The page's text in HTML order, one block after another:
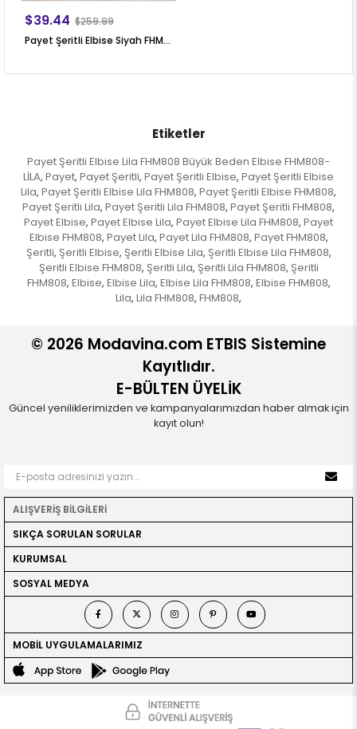
Payet Şeritli Elbise Siyah FHM808
$39.44 $259.99
Etiketler
Payet Şeritli Elbise Lila FHM808 Büyük Beden Elbise FHM808-
LİLA, Payet, Payet Şeritli, Payet Şeritli Elbise, Payet Şeritli Elbise
Lila, Payet Şeritli Elbise Lila FHM808, Payet Şeritli Elbise FHM808,
Payet Şeritli Lila, Payet Şeritli Lila FHM808, Payet Şeritli FHM808,
Payet Elbise, Payet Elbise Lila, Payet Elbise Lila FHM808, Payet
Elbise FHM808, Payet Lila, Payet Lila FHM808, Payet FHM808,
Şeritli, Şeritli Elbise, Şeritli Elbise Lila, Şeritli Elbise Lila FHM808,
Şeritli Elbise FHM808, Şeritli Lila, Şeritli Lila FHM808, Şeritli
FHM808, Elbise, Elbise Lila, Elbise Lila FHM808, Elbise FHM808,
Lila, Lila FHM808, FHM808,
© 2026 Modavina.com ETBIS Sistemine
Kayıtlıdır.
E-BÜLTEN ÜYELİK
Güncel yeniliklerimizden ve kampanyalarımızdan haber almak için
kayıt olun!
ALIŞVERİŞ BİLGİLERİ
SIKÇA SORULAN SORULAR
KURUMSAL
SOSYAL MEDYA
MOBİL UYGULAMALARIMIZ